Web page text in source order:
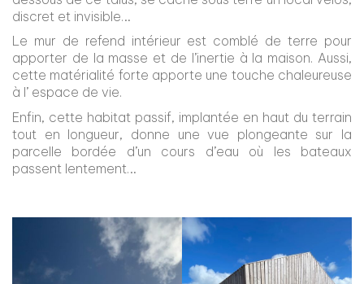
discret et invisible…
Le mur de refend intérieur est comblé de terre pour
apporter de la masse et de l’inertie à la maison. Aussi,
cette matérialité forte apporte une touche chaleureuse
à l’ espace de vie.
Enfin, cette habitat passif, implantée en haut du terrain
tout en longueur, donne une vue plongeante sur la
parcelle bordée d’un cours d’eau où les bateaux
passent lentement…